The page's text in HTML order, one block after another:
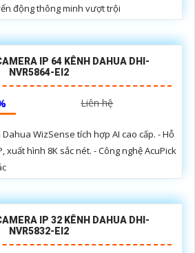
động thông minh vượt trội
IP 64 KÊNH DAHUA DHI-
NVR5864-EI2
Liên hệ
WizSense tích hợp AI cao cấp. - Hỗ
xuất hình 8K sắc nét. - Công nghệ AcuPick
IP 32 KÊNH DAHUA DHI-
NVR5832-EI2